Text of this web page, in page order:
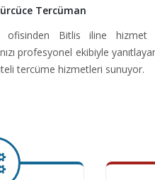
Tercüman
ofisinden Bitlis iline
profesyonel ekibiyle
tercüme hizmetleri sunuyor.